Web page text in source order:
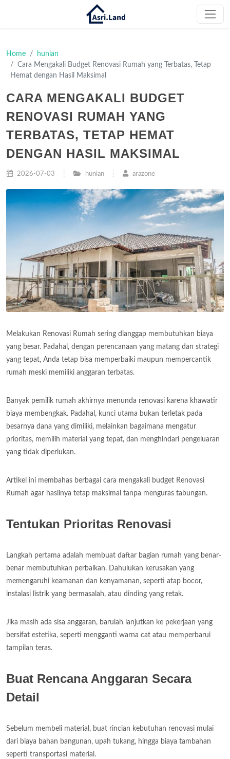
Home
hunian
Cara Mengakali Budget Renovasi Rumah yang Terbatas, Tetap
Hemat dengan Hasil Maksimal
CARA MENGAKALI BUDGET
RENOVASI RUMAH YANG
TERBATAS, TETAP HEMAT
DENGAN HASIL MAKSIMAL
2026-07-03 hunian arazone
Melakukan Renovasi Rumah sering dianggap membutuhkan biaya
yang besar. Padahal, dengan perencanaan yang matang dan strategi
yang tepat, Anda tetap bisa memperbaiki maupun mempercantik
rumah meski memiliki anggaran terbatas.
Banyak pemilik rumah akhirnya menunda renovasi karena khawatir
biaya membengkak. Padahal, kunci utama bukan terletak pada
besarnya dana yang dimiliki, melainkan bagaimana mengatur
prioritas, memilih material yang tepat, dan menghindari pengeluaran
yang tidak diperlukan.
Artikel ini membahas berbagai cara mengakali budget Renovasi
Rumah agar hasilnya tetap maksimal tanpa menguras tabungan.
Tentukan Prioritas Renovasi
Langkah pertama adalah membuat daftar bagian rumah yang benar-
benar membutuhkan perbaikan. Dahulukan kerusakan yang
memengaruhi keamanan dan kenyamanan, seperti atap bocor,
instalasi listrik yang bermasalah, atau dinding yang retak.
Jika masih ada sisa anggaran, barulah lanjutkan ke pekerjaan yang
bersifat estetika, seperti mengganti warna cat atau memperbarui
tampilan teras.
Buat Rencana Anggaran Secara
Detail
Sebelum membeli material, buat rincian kebutuhan renovasi mulai
dari biaya bahan bangunan, upah tukang, hingga biaya tambahan
seperti transportasi material.